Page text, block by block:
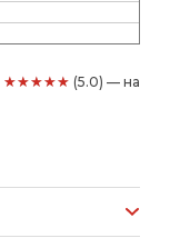
★★★★★ (5.0) — на